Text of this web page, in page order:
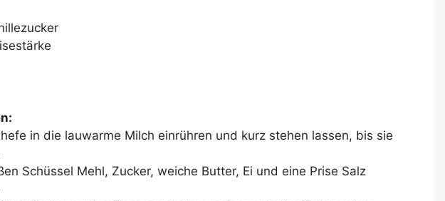
in die lauwarme Milch einrühren und kurz stehen lassen, bis sie
Schüssel Mehl, Zucker, weiche Butter, Ei und eine Prise Salz